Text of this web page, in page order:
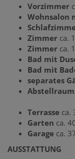
Vorzimmer
Wohnsalon
Zimmer ca.
Zimmer ca.
Bad mit
Bad mit
separates
Abstellraum
Terrasse ca.
Garten ca.
Garage ca.
AUSSTATTUNG